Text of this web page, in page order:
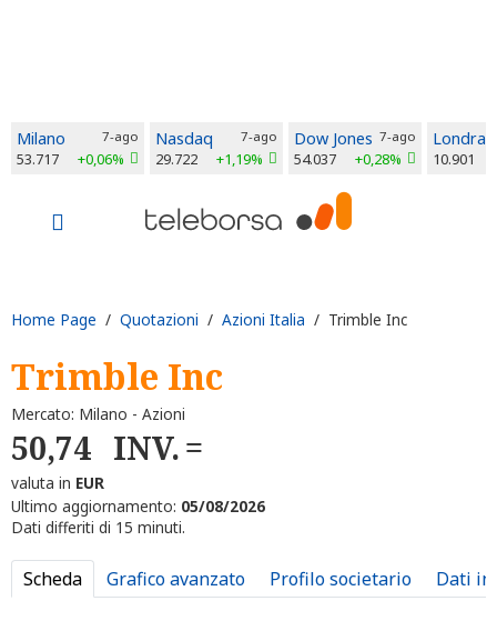
Milano 7-ago
53.717 +0,06%
Nasdaq 7-ago
29.722 +1,19%
Dow Jones 7-ago
54.037 +0,28%
Londra
10.901
Home Page / Quotazioni / Azioni Italia / Trimble Inc
Trimble Inc
Mercato: Milano - Azioni
50,74 INV.
valuta in EUR
Ultimo aggiornamento: 05/08/2026
Dati differiti di 15 minuti.
Scheda Grafico avanzato Profilo societario Dati